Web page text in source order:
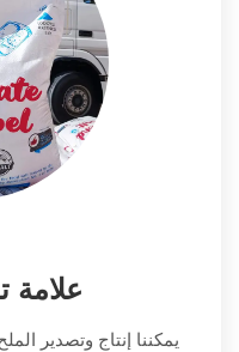
علامة
يمكننا إنتاج وتصدير